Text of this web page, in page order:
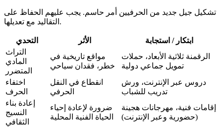
تشكيل جيل جديد من الحرفيين أمر حاسم. يجب عليهم الحفاظ على
التقاليد مع تعديلها.
التحدي الأثر
ابتكار / استجابة
التراث
المادي
المتضرر
مواقع تاريخية في
خطر، فقدان سياحي
الرقمنة ثلاثية الأبعاد، حملات
تمويل جماعي دولية
اختفاء
الحرف
انقطاع في النقل
الحرفي
دروس عبر الإنترنت، ورش
تدريب للشباب
إعادة بناء
النسيج
الثقافي
ضرورة لإعادة إحياء
الحياة الفنية المحلية
إقامات فنية، مهرجانات هجينة
(حضورية وعبر الإنترنت)